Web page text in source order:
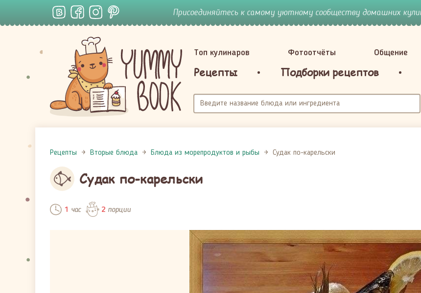
Присоединяйтесь к самому уютному сообществу домашних
Топ кулинаров Фотоотчёты Общение
Рецепты Подборки рецептов
Рецепты Вторые блюда Блюда из морепродуктов и рыбы Судак по-карельски
Судак по-карельски
1 час 2 порции